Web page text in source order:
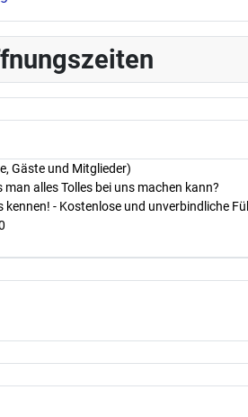
Gäste und Mitglieder)
alles Tolles bei uns machen kann?
kennen! - Kostenlose und unverbindliche